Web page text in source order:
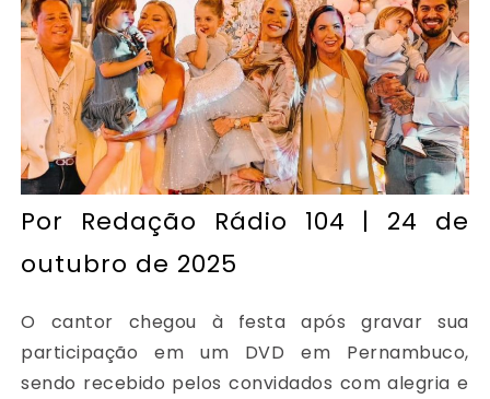
Por Redação Rádio 104 | 24 de
outubro de 2025
O cantor chegou à festa após gravar sua
participação em um DVD em Pernambuco,
sendo recebido pelos convidados com alegria e